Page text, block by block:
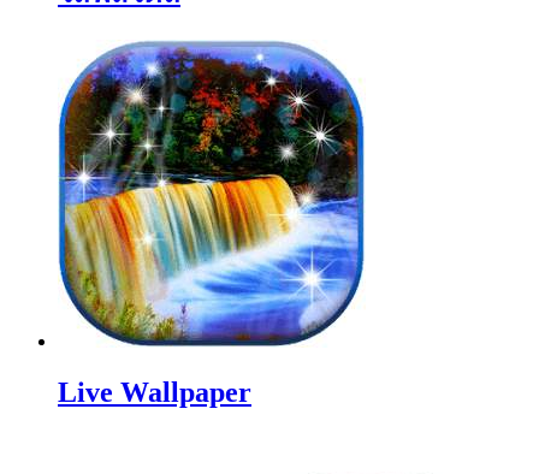
Live Wallpaper